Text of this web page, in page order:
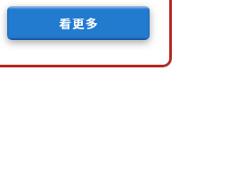
看更多